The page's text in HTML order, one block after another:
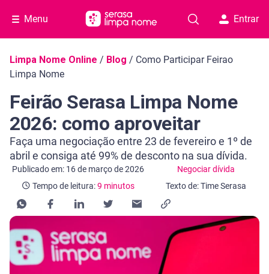
Menu Entrar
Navegação do blog
Limpa Nome Online / Blog / Como Participar Feirao
Limpa Nome
Feirão Serasa Limpa Nome
2026: como aproveitar
Faça uma negociação entre 23 de fevereiro e 1º de
abril e consiga até 99% de desconto na sua dívida.
Publicado em: 16 de março de 2026 Negociar dívida
Categoria Negociar dívida
Tempo de leitura:9 minutos
Tempo de leitura: 9 minutos
Texto de: Time Serasa